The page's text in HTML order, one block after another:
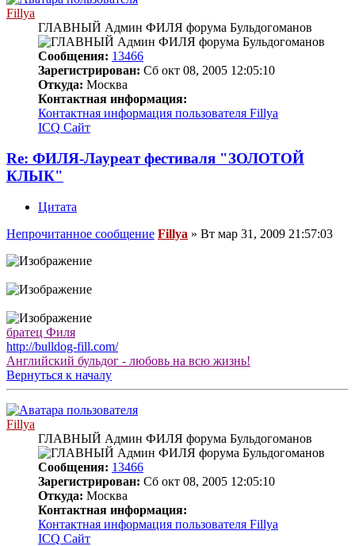
Fillya
ГЛАВНЫЙ Админ ФИЛЯ форума Бульдогоманов
Сообщения: 13466
Зарегистрирован: Сб окт 08, 2005 12:05:10
Откуда: Москва
Контактная информация:
Контактная информация пользователя Fillya
ICQ Сайт
Re: ФИЛЯ-Лауреат фестиваля "ЗОЛОТОЙ
КЛЫК"
Цитата
Непрочитанное сообщение Fillya » Вт мар 31, 2009 21:57:03
братец Филя
http://bulldog-fill.com/
Английский бульдог - любовь на всю жизнь!
Вернуться к началу
Fillya
ГЛАВНЫЙ Админ ФИЛЯ форума Бульдогоманов
Сообщения: 13466
Зарегистрирован: Сб окт 08, 2005 12:05:10
Откуда: Москва
Контактная информация:
Контактная информация пользователя Fillya
ICQ Сайт